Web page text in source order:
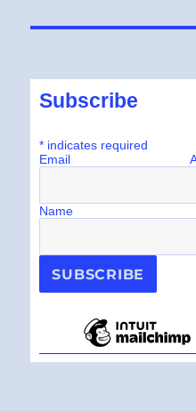
Subscribe
* indicates required
Email
Name